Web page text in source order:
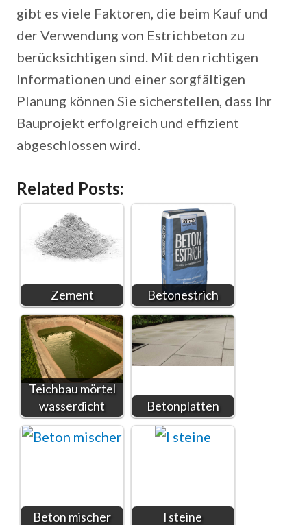
gibt es viele Faktoren, die beim Kauf und
der Verwendung von Estrichbeton zu
berücksichtigen sind. Mit den richtigen
Informationen und einer sorgfältigen
Planung können Sie sicherstellen, dass Ihr
Bauprojekt erfolgreich und effizient
abgeschlossen wird.
Related Posts:
Zement Betonestrich
Teichbau mörtel
wasserdicht
Betonplatten
Beton mischer l steine